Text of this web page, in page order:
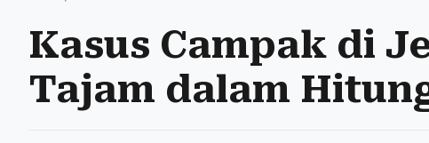
Kasus Campak di
Tajam dalam